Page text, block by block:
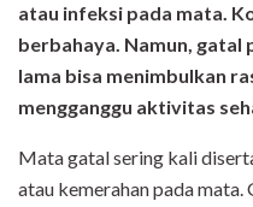
atau infeksi pada mata.
berbahaya. Namun, gatal
lama bisa menimbulkan
mengganggu aktivitas
Mata gatal sering kali
atau kemerahan pada